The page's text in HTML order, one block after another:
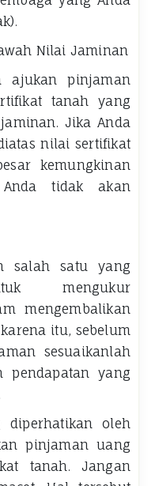
Nilai Jaminan
ajukan pinjaman
tanah yang
Jika Anda
nilai sertifikat
kemungkinan
tidak akan
salah satu yang
mengukur
mengembalikan
itu, sebelum
sesuaikanlah
pendapatan yang
oleh
pinjaman uang
tanah. Jangan